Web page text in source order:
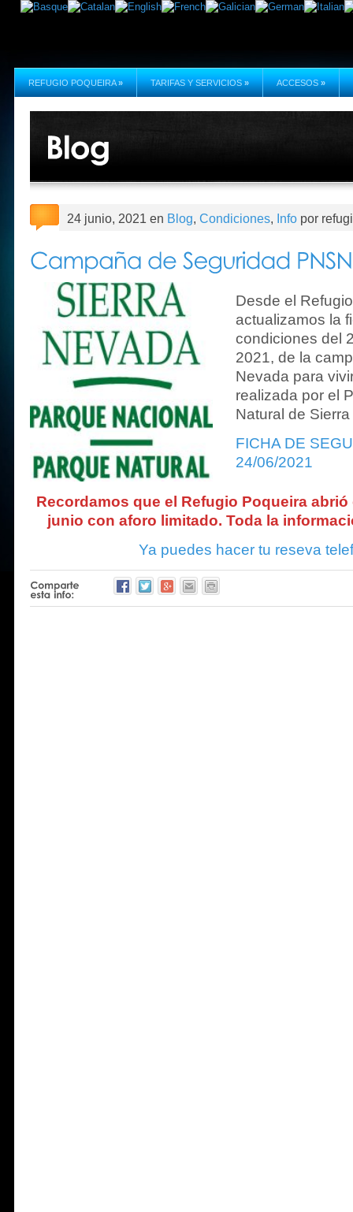
REFUGIO POQUEIRA » TARIFAS Y SERVICIOS » ACCESOS »
24 junio, 2021 en Blog, Condiciones, Info por
Desde el
actualizamos la
condiciones del
2021, de la
Nevada para
realizada por el
Natural de
FICHA DE
24/06/2021
Recordamos que el Refugio Poqueira
junio con aforo limitado. Toda la
Ya puedes hacer tu reseva